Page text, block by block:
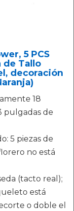
5 PCS
de Tallo
decoración
18
pulgadas de
5 piezas de
no está
(tacto real);
está
o doble el